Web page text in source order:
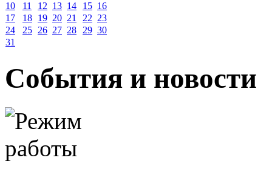
10
11 12 13 14 15 16
17
18 19 20 21 22 23
24
25 26 27 28 29 30
31
События и новости